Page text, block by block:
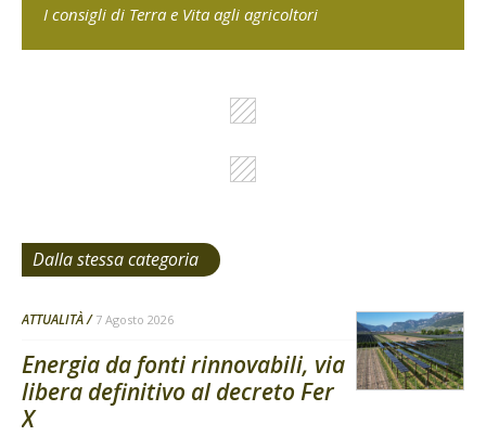
I consigli di Terra e Vita agli agricoltori
Dalla stessa categoria
ATTUALITÀ 7 Agosto 2026
Energia da fonti rinnovabili, via
libera definitivo al decreto Fer
X